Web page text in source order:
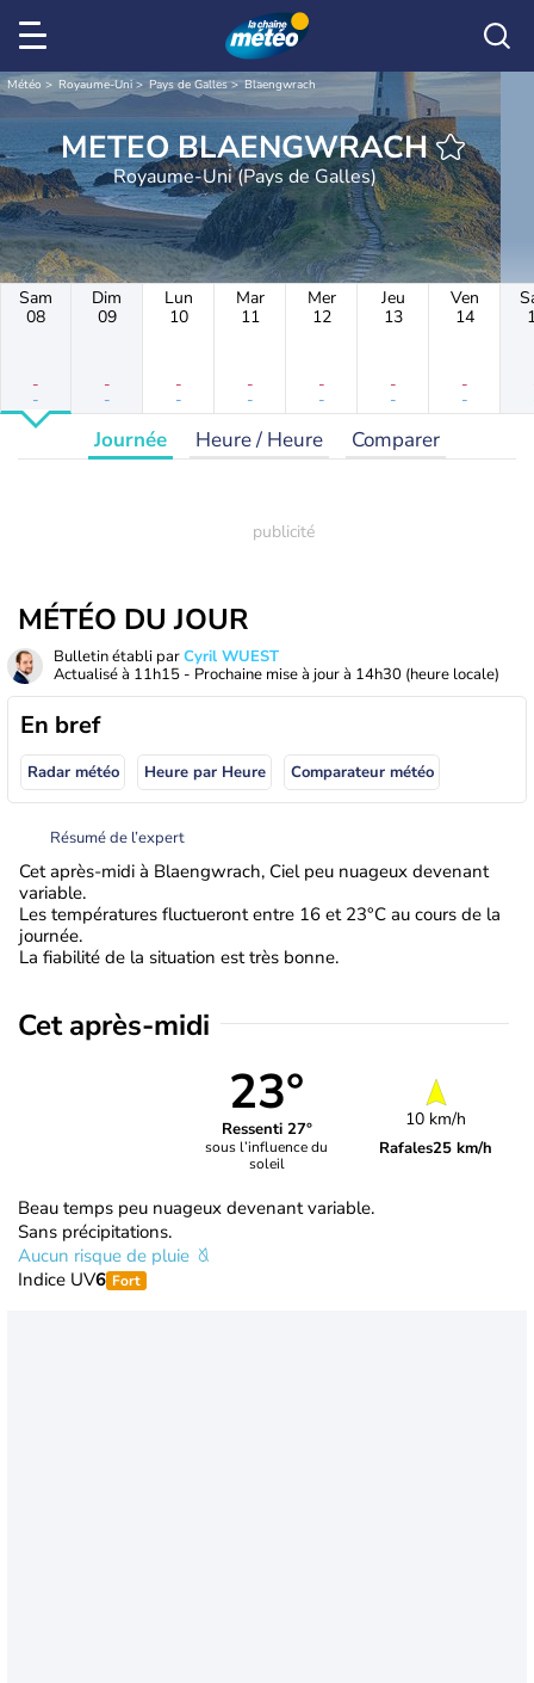
Météo Royaume-Uni Pays de Galles Blaengwrach
METEO BLAENGWRACH
Royaume-Uni (Pays de Galles)
Sam
08
-
-
Dim
09
-
-
Lun
10
-
-
Mar
11
-
-
Mer
12
-
-
Jeu
13
-
-
Ven
14
-
-
Journée Heure / Heure Comparer
MÉTÉO DU JOUR
Bulletin établi parCyril WUEST
Actualisé à 11h15 - Prochaine mise à jour à 14h30 (heure locale)
En bref
Radar météo Heure par Heure Comparateur météo
Résumé de l’expert
Cet après-midi à Blaengwrach, Ciel peu nuageux devenant
variable.
Les températures fluctueront entre 16 et 23°C au cours de la
journée.
La fiabilité de la situation est très bonne.
Cet après-midi
23°
Ressenti 27°
sous l’influence du
soleil
10 km/h
Rafales25 km/h
Beau temps peu nuageux devenant variable.
Sans précipitations.
Aucun risque de pluie
Indice UV6 Fort